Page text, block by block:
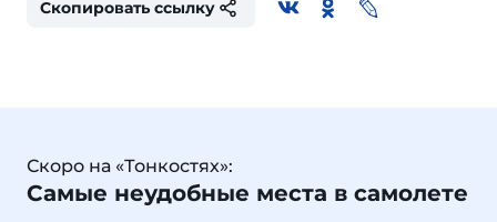
Скопировать ссылку
Скоро на «Тонкостях»:
Самые неудобные места в самолете